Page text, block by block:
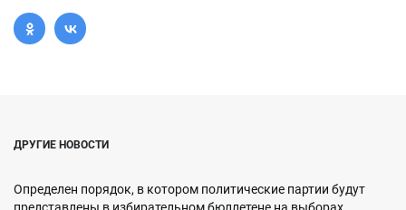
ДРУГИЕ НОВОСТИ
Определен порядок, в котором политические партии будут